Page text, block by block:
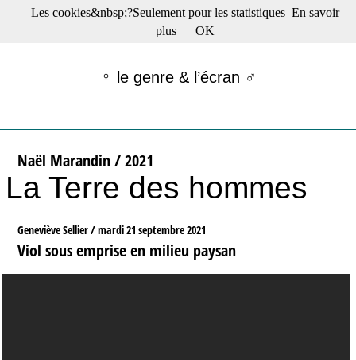
☰ Menu
Films récents
Tribunes
Bloc-notes
Archives
S’abonner à la Lettre !
♀ le genre & l’écran ♂
Naël Marandin / 2021
La Terre des hommes
Geneviève Sellier /mardi 21 septembre 2021
Viol sous emprise en milieu paysan
Les cookies&nbsp;?Seulement pour les statistiques En savoir
plus
OK